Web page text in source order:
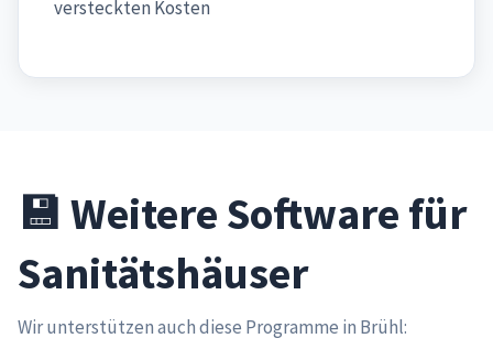
versteckten Kosten
💾 Weitere Software für
Sanitätshäuser
Wir unterstützen auch diese Programme in Brühl: